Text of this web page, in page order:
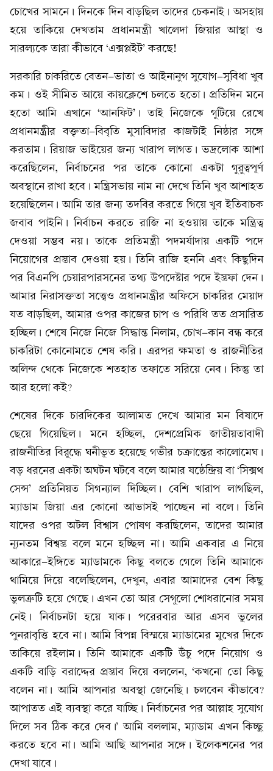
চোখের সামনে। দিনকে দিন বাড়ছিল তাদের চেকনাই। অসহায়
হয়ে তাকিয়ে দেখতাম প্রধানমন্ত্রী খালেদা জিয়ার আস্থা ও
সারল্যকে তারা কীভাবে ‘এক্সপ্লইট’ করছে!
সরকারি চাকরিতে বেতন-ভাতা ও আইনানুগ সুযোগ-সুবিধা খুব
কম। ওই সীমিত আয়ে কায়ক্লেশে চলতে হতো। প্রতিদিন মনে
হতো আমি এখানে ‘আনফিট’। তাই নিজেকে গুটিয়ে রেখে
প্রধানমন্ত্রীর বক্তৃতা-বিবৃতি মুসাবিদার কাজটাই নিষ্ঠার সঙ্গে
করতাম। রিয়াজ ভাইয়ের জন্য খারাপ লাগত। ভদ্রলোক আশা
করেছিলেন, নির্বাচনের পর তাকে কোনো একটা গুরুত্বপূর্ণ
অবস্থানে রাখা হবে। মন্ত্রিসভায় নাম না দেখে তিনি খুব আশাহত
হয়েছিলেন। আমি তার জন্য তদবির করতে গিয়ে খুব ইতিবাচক
জবাব পাইনি। নির্বাচন করতে রাজি না হওয়ায় তাকে মন্ত্রিত্ব
দেওয়া সম্ভব নয়। তাকে প্রতিমন্ত্রী পদমর্যাদায় একটি পদে
নিয়োগের প্রস্তাব দেওয়া হয়। তিনি রাজি হননি এবং কিছুদিন
পর বিএনপি চেয়ারপারসনের তথ্য উপদেষ্টার পদে ইস্তফা দেন।
আমার নিরাসক্ততা সত্ত্বেও প্রধানমন্ত্রীর অফিসে চাকরির মেয়াদ
যত বাড়ছিল, আমার ওপর কাজের চাপ ও পরিধি তত প্রসারিত
হচ্ছিল। শেষে নিজে নিজে সিদ্ধান্ত নিলাম, চোখ-কান বন্ধ করে
চাকরিটা কোনোমতে শেষ করি। এরপর ক্ষমতা ও রাজনীতির
অলিন্দ থেকে নিজেকে শতহাত তফাতে সরিয়ে নেব। কিন্তু তা
আর হলো কই?
শেষের দিকে চারদিকের আলামত দেখে আমার মন বিষাদে
ছেয়ে গিয়েছিল। মনে হচ্ছিল, দেশপ্রেমিক জাতীয়তাবাদী
রাজনীতির বিরুদ্ধে ঘনীভূত হয়েছে গভীর চক্রান্তের কালোমেঘ।
বড় ধরনের একটা অঘটন ঘটবে বলে আমার যষ্ঠেন্দ্রিয় বা ‘সিক্সথ
সেন্স’ প্রতিনিয়ত সিগন্যাল দিচ্ছিল। বেশি খারাপ লাগছিল,
ম্যাডাম জিয়া এর কোনো আভাসই পাচ্ছেন না বলে। তিনি
যাদের ওপর অটল বিশ্বাস পোষণ করছিলেন, তাদের আমার
ন্যূনতম বিশ্বস্ত বলে মনে হচ্ছিল না। আমি একবার এ নিয়ে
আকারে-ইঙ্গিতে ম্যাডামকে কিছু বলতে গেলে তিনি আমাকে
থামিয়ে দিয়ে বলেছিলেন, দেখুন, এবার আমাদের বেশ কিছু
ভুলত্রুটি হয়ে গেছে। এখন তো আর সেগুলো শোধরানোর সময়
নেই। নির্বাচনটা হয়ে যাক। পরেরবার আর এসব ভুলের
পুনরাবৃত্তি হবে না। আমি বিপন্ন বিস্ময়ে ম্যাডামের মুখের দিকে
তাকিয়ে রইলাম। তিনি আমাকে একটি উঁচু পদে নিয়োগ ও
একটি বাড়ি বরাদ্দের প্রস্তাব দিয়ে বললেন, ‘কখনো তো কিছু
বলেন না। আমি আপনার অবস্থা জেনেছি। চলবেন কীভাবে?
আপাতত এই ব্যবস্থা করে যাচ্ছি। নির্বাচনের পর আল্লাহ সুযোগ
দিলে সব ঠিক করে দেব।’ আমি বললাম, ম্যাডাম এখন কিচ্ছু
করতে হবে না। আমি আছি আপনার সঙ্গে। ইলেকশনের পর
দেখা যাবে।